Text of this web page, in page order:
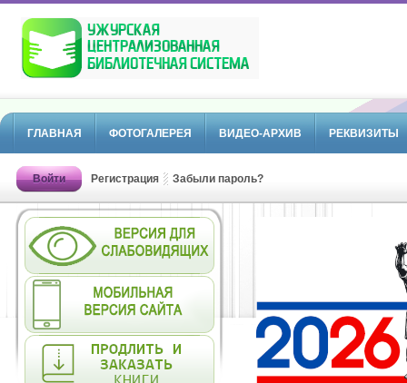
ГЛАВНАЯ ФОТОГАЛЕРЕЯ ВИДЕО-АРХИВ РЕКВИЗИТЫ
Войти Регистрация Забыли пароль?